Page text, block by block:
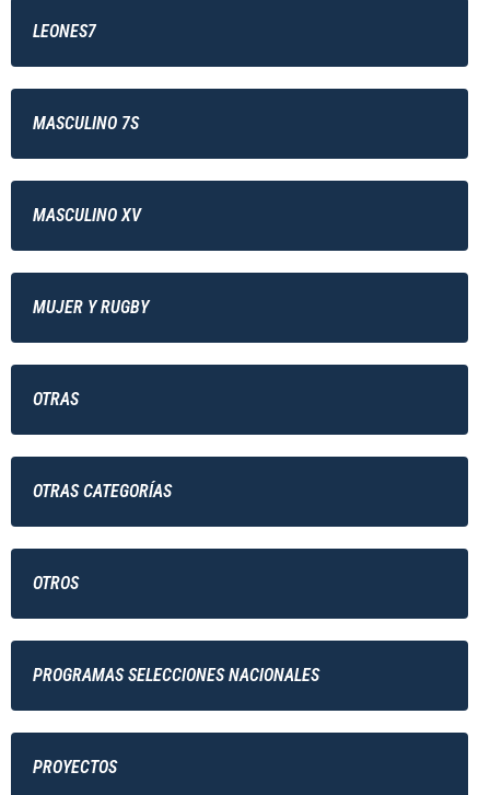
LEONES7
MASCULINO 7S
MASCULINO XV
MUJER Y RUGBY
OTRAS
OTRAS CATEGORÍAS
OTROS
PROGRAMAS SELECCIONES NACIONALES
PROYECTOS